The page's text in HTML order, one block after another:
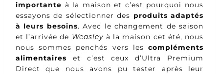
importante à la maison et c’est pourquoi nous
essayons de sélectionner des produits adaptés
à leurs besoins. Avec le changement de saison
et l’arrivée de Weasley à la maison cet été, nous
nous sommes penchés vers les compléments
alimentaires et c’est ceux d’Ultra Premium
Direct que nous avons pu tester après leur